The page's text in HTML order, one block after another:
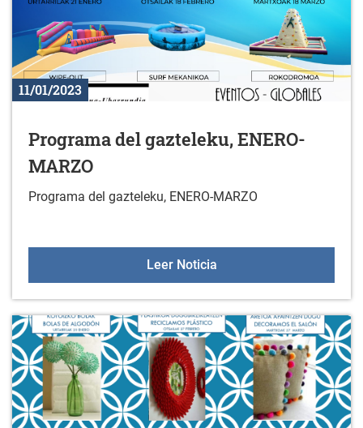
11/01/2023
Programa del gazteleku, ENERO-
MARZO
Programa del gazteleku, ENERO-MARZO
Leer NoticiaPrograma del gazteleku,